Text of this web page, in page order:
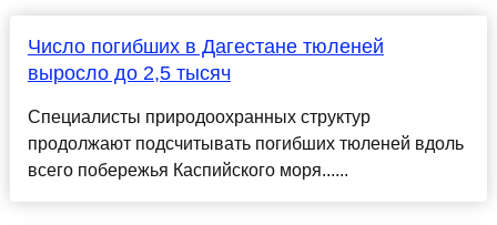
Число погибших в Дагестане тюленей
выросло до 2,5 тысяч
Специалисты природоохранных структур
продолжают подсчитывать погибших тюленей вдоль
всего побережья Каспийского моря......